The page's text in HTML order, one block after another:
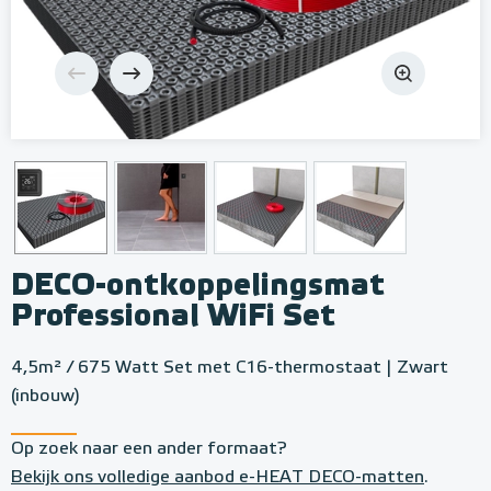
DECO-ontkoppelingsmat
Professional WiFi Set
4,5m² / 675 Watt Set met C16-thermostaat | Zwart
(inbouw)
Op zoek naar een ander formaat?
Bekijk ons volledige aanbod e-HEAT DECO-matten.